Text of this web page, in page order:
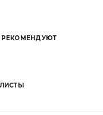
РЕКОМЕНДУЮТ